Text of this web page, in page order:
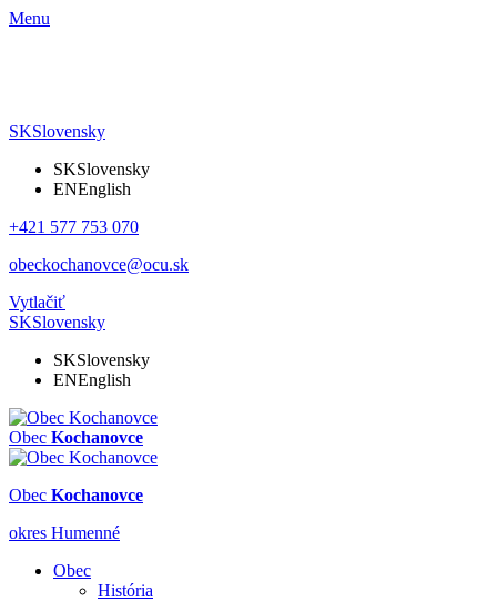
Menu
SKSlovensky
SKSlovensky
ENEnglish
+421 577 753 070
obeckochanovce@ocu.sk
Vytlačiť
SKSlovensky
SKSlovensky
ENEnglish
Obec Kochanovce
Obec Kochanovce
okres Humenné
Obec
História